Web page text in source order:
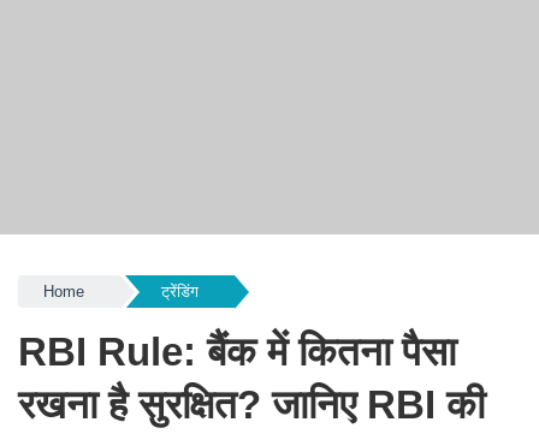
Home ट्रेंडिंग
RBI Rule: बैंक में कितना पैसा
रखना है सुरक्षित? जानिए RBI की